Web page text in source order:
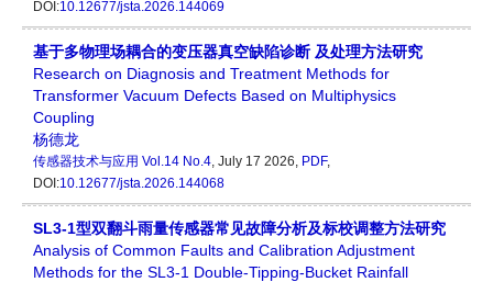
DOI:10.12677/jsta.2026.144069
基于多物理场耦合的变压器真空缺陷诊断 及处理方法研究
Research on Diagnosis and Treatment Methods for
Transformer Vacuum Defects Based on Multiphysics
Coupling
杨德龙
传感器技术与应用 Vol.14 No.4 , July 17 2026, PDF,
DOI:10.12677/jsta.2026.144068
SL3-1型双翻斗雨量传感器常见故障分析及标校调整方法研究
Analysis of Common Faults and Calibration Adjustment
Methods for the SL3-1 Double-Tipping-Bucket Rainfall